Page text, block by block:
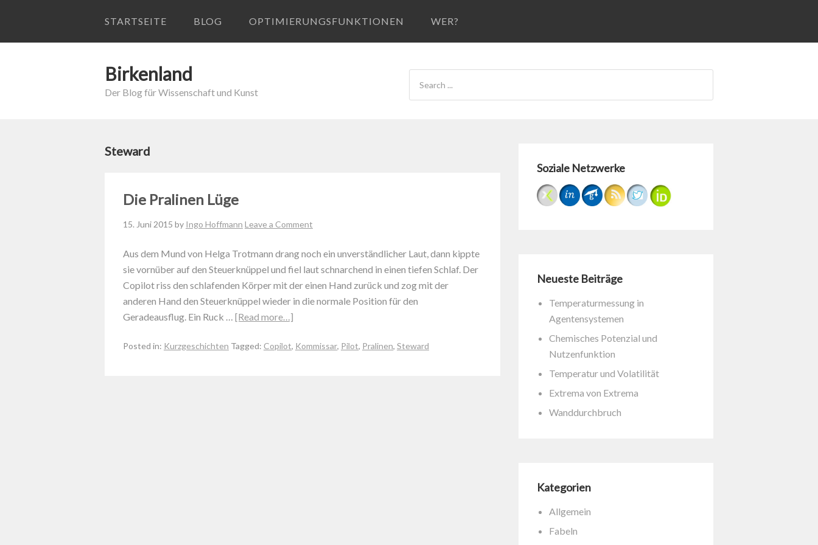
STARTSEITE BLOG OPTIMIERUNGSFUNKTIONEN WER?
Birkenland
Der Blog für Wissenschaft und Kunst
Steward
Die Pralinen Lüge
15. Juni 2015 by Ingo Hoffmann Leave a Comment
Aus dem Mund von Helga Trotmann drang noch ein unverständlicher Laut, dann kippte
sie vornüber auf den Steuerknüppel und fiel laut schnarchend in einen tiefen Schlaf. Der
Copilot riss den schlafenden Körper mit der einen Hand zurück und zog mit der
anderen Hand den Steuerknüppel wieder in die normale Position für den
Geradeausflug. Ein Ruck … [Read more…]
Posted in: Kurzgeschichten Tagged: Copilot, Kommissar, Pilot, Pralinen, Steward
Soziale Netzwerke
Neueste Beiträge
Temperaturmessung in
Agentensystemen
Chemisches Potenzial und
Nutzenfunktion
Temperatur und Volatilität
Extrema von Extrema
Wanddurchbruch
Kategorien
Allgemein
Fabeln